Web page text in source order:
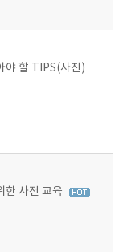
야 할 TIPS(사진)
한 사전 교육